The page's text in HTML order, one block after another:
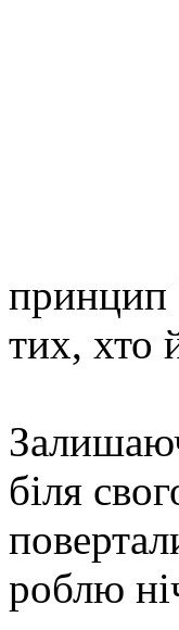
принцип
тих, хто
біля
роблю